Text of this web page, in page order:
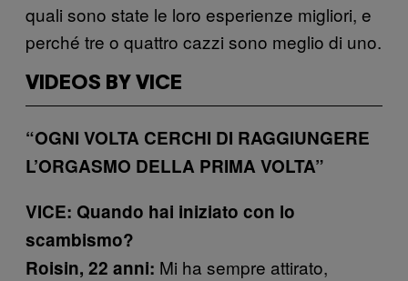
quali sono state le loro esperienze migliori, e
perché tre o quattro cazzi sono meglio di uno.
VIDEOS BY VICE
“OGNI VOLTA CERCHI DI RAGGIUNGERE
L’ORGASMO DELLA PRIMA VOLTA”
VICE: Quando hai iniziato con lo
scambismo?
Roisin, 22 anni: Mi ha sempre attirato,